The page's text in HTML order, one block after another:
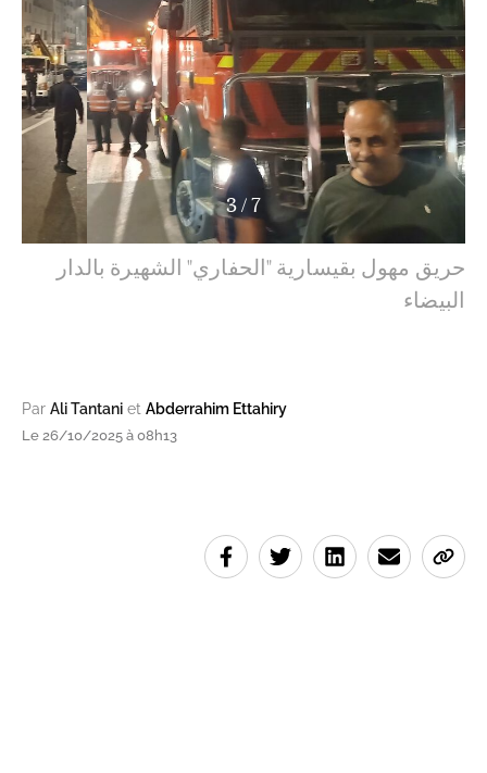
3/7
حريق مهول بقيسارية "الحفاري" الشهيرة بالدار
البيضاء
Par Ali Tantani et Abderrahim Ettahiry
Le 26/10/2025 à 08h13